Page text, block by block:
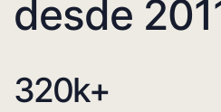
desde
320k+